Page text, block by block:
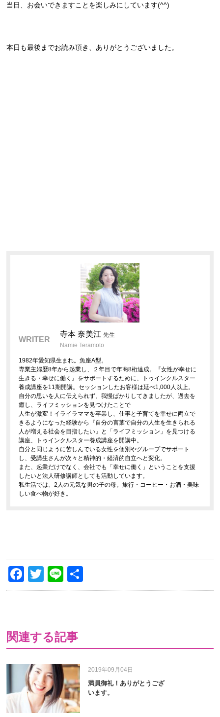
当日、お会いできますことを楽しみにしています(^^)
本日も最後までお読み頂き、ありがとうございました。
WRITER
寺本 奈美江 先生
Namie Teramoto
1982年愛知県生まれ。魚座A型。
専業主婦歴8年から起業し、２年目で年商8桁達成。『女性が幸せに
生きる・幸せに働く』をサポートするために、トゥインクルスター
養成講座を11期開講。セッションしたお客様は延べ1,000人以上。
自分の思いを人に伝えられず、我慢ばかりしてきましたが、過去を
癒し、ライフミッションを見つけたことで
人生が激変！イライラママを卒業し、仕事と子育てを幸せに両立で
きるようになった経験から『自分の言葉で自分の人生を生きられる
人が増える社会を目指したい』と「ライフミッション」を見つける
講座、トゥインクルスター養成講座を開講中。
自分と同じように苦しんでいる女性を個別やグループでサポート
し、受講生さんが次々と精神的・経済的自立へと変化。
また、起業だけでなく、会社でも「幸せに働く」ということを支援
したいと法人研修講師としても活動しています。
私生活では、2人の元気な男の子の母。旅行・コーヒー・お酒・美味
しい食べ物が好き。
Facebook
Twitter
Line
有
関連する記事
2019年09月04日
満員御礼！ありがとうござ
います。